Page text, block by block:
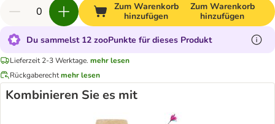
Zum Warenkorb
hinzufügen
Zum Warenkorb
hinzufügen
Du sammelst 12 zooPunkte für dieses Produkt
Lieferzeit 2-3 Werktage. mehr lesen
Rückgaberechtmehr lesen
Kombinieren Sie es mit